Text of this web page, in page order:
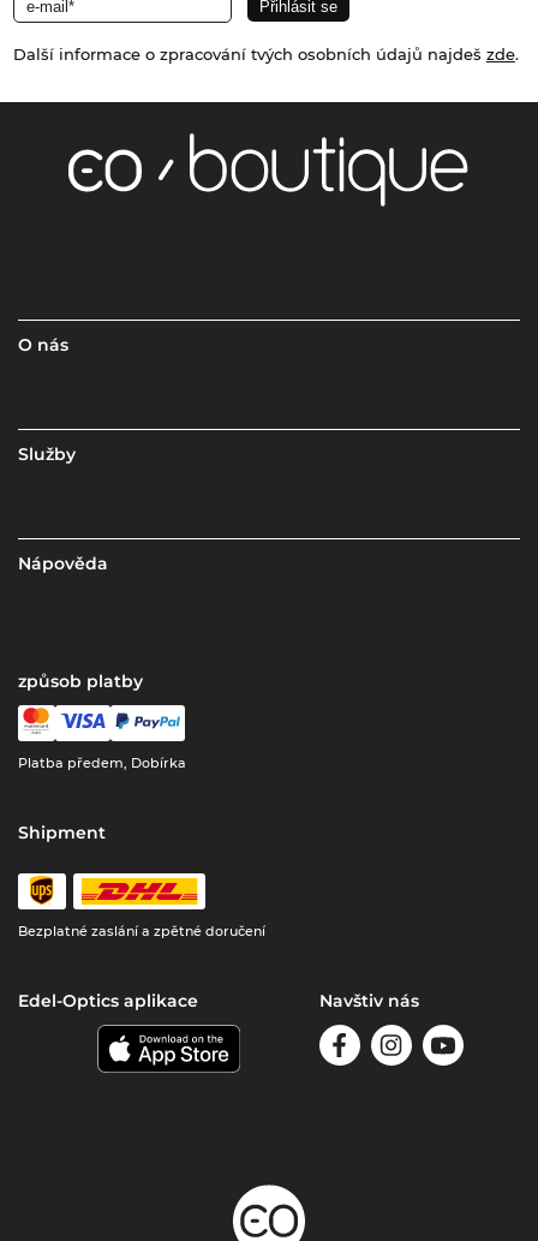
Další informace o zpracování tvých osobních údajů najdeš zde.
O nás
Služby
Nápověda
způsob platby
Platba předem, Dobírka
Shipment
Bezplatné zaslání a zpětné doručení
Edel-Optics aplikace Navštiv nás